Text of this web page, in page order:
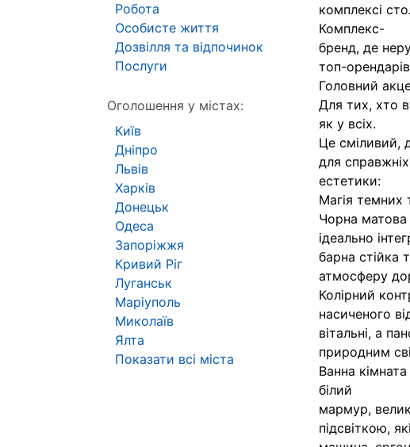
комплексі
Комплекс-
бренд, де
топ-
Головний
Для тих, хто
як у всіх.
Це сміливий,
для
естетики:
Магія темних
Чорна
ідеально
барна стійка
атмосферу
Колірний
насиченого
вітальні, а
природним
Ванна
білий
мармур,
підсвіткою,
Робота
Особисте життя
Дозвілля та відпочинок
Послуги
Оголошення у містах:
Київ
Дніпро
Львів
Харків
Донецьк
Одеса
Запоріжжя
Кривий Ріг
Луганськ
Маріуполь
Миколаїв
Ялта
Показати всі міста